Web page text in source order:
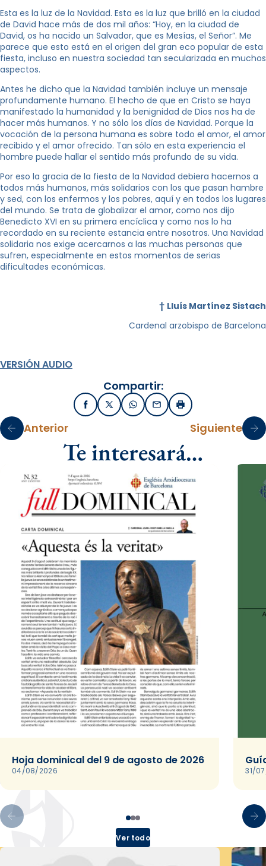
Esta es la luz de la Navidad. Esta es la luz que brilló en la ciudad
de David hace más de dos mil años: “Hoy, en la ciudad de
David, os ha nacido un Salvador, que es Mesías, el Señor”. Me
parece que esto está en el origen del gran eco popular de esta
fiesta, incluso en nuestra sociedad tan secularizada en muchos
aspectos.
Antes he dicho que la Navidad también incluye un mensaje
profundamente humano. El hecho de que en Cristo se haya
manifestado la humanidad y la benignidad de Dios nos ha de
hacer más humanos. Y no sólo los días de Navidad. Porque la
vocación de la persona humana es sobre todo el amor, el amor
recibido y el amor ofrecido. Tan sólo en esta experiencia el
hombre puede hallar el sentido más profundo de su vida.
Por eso la gracia de la fiesta de la Navidad debiera hacernos a
todos más humanos, más solidarios con los que pasan hambre
y sed, con los enfermos y los pobres, aquí y en todos los lugares
del mundo. Se trata de globalizar el amor, como nos dijo
Benedicto XVI en su primera encíclica y como nos lo ha
recordado en su reciente estancia entre nosotros. Una Navidad
solidaria nos exige acercarnos a las muchas personas que
sufren, especialmente en estos momentos de serias
dificultades económicas.
† Lluís Martínez Sistach
Cardenal arzobispo de Barcelona
VERSIÓN AUDIO
Compartir:
FacebookX / TwitterWhatsApp
EmailImprimir
Anterior Siguiente
Te interesará…
Hoja dominical del 9 de agosto de 2026
04/08/2026 31/
Ver todo